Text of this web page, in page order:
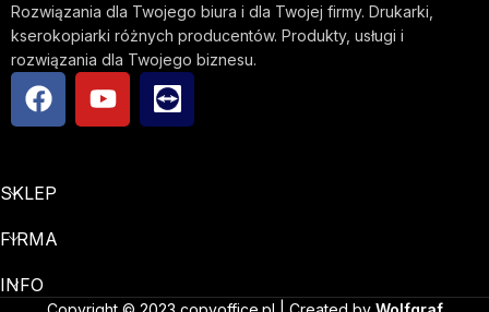
Rozwiązania dla Twojego biura i dla Twojej firmy. Drukarki,
kserokopiarki różnych producentów. Produkty, usługi i
rozwiązania dla Twojego biznesu.
SKLEP
FIRMA
INFO